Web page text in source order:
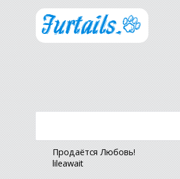
Продаётся Любовь!
lileawait